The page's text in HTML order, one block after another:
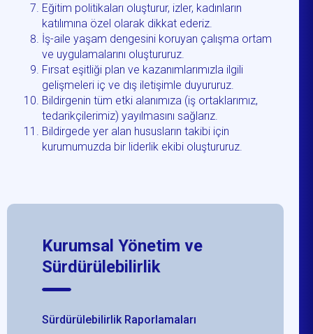
Eğitim politikaları oluşturur, izler, kadınların
katılımına özel olarak dikkat ederiz.
İş-aile yaşam dengesini koruyan çalışma ortam
ve uygulamalarını oluştururuz.
Fırsat eşitliği plan ve kazanımlarımızla ilgili
gelişmeleri iç ve dış iletişimle duyururuz.
Bildirgenin tüm etki alanımıza (iş ortaklarımız,
tedarikçilerimiz) yayılmasını sağlarız.
Bildirgede yer alan hususların takibi için
kurumumuzda bir liderlik ekibi oluştururuz.
Kurumsal Yönetim ve
Sürdürülebilirlik
Sürdürülebilirlik Raporlamaları